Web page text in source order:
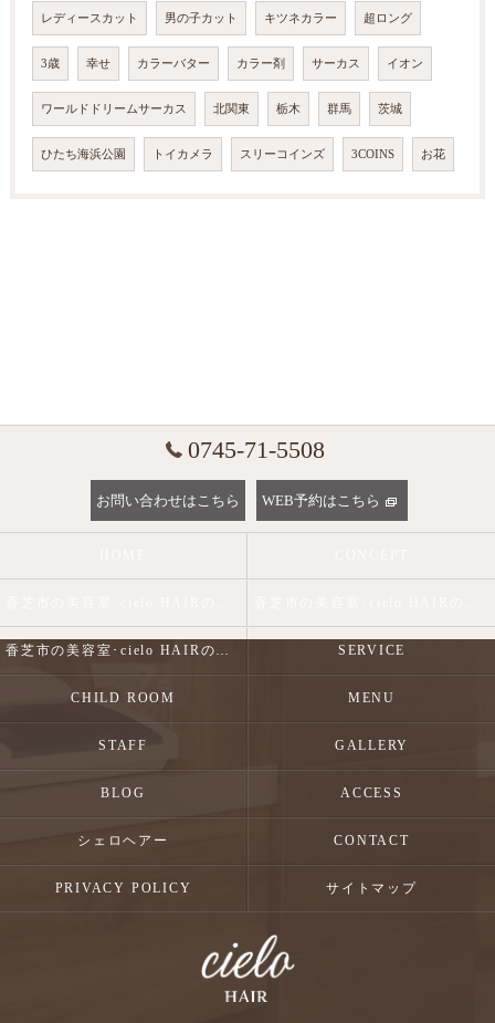
レディースカット 男の子カット キツネカラー 超ロング
3歳 幸せ カラーバター カラー剤 サーカス イオン
ワールドドリームサーカス 北関東 栃木 群馬 茨城
ひたち海浜公園 トイカメラ スリーコインズ 3COINS お花
0745-71-5508
お問い合わせはこちら WEB予約はこちら
香芝市の美容室･cielo HAIRのお客様の声 SERVICE
CHILD ROOM MENU
STAFF GALLERY
BLOG ACCESS
シェロヘアー CONTACT
PRIVACY POLICY サイトマップ